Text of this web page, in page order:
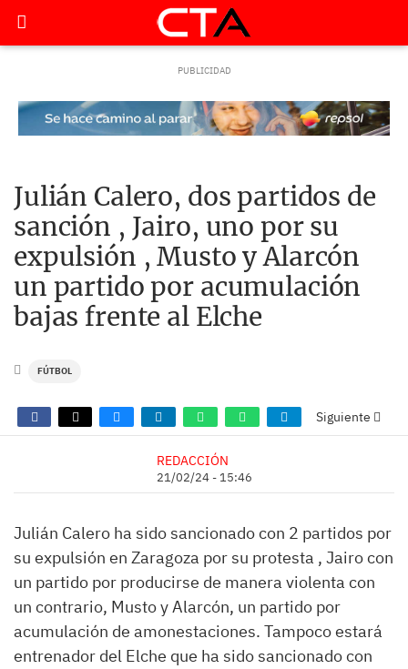
Julián Calero, dos partidos de
sanción , Jairo, uno por su
expulsión , Musto y Alarcón
un partido por acumulación
bajas frente al Elche
FÚTBOL
Siguiente
REDACCIÓN
21/02/24 - 15:46
Julián Calero ha sido sancionado con 2 partidos por
su expulsión en Zaragoza por su protesta , Jairo con
un partido por producirse de manera violenta con
un contrario, Musto y Alarcón, un partido por
acumulación de amonestaciones. Tampoco estará
entrenador del Elche que ha sido sancionado con